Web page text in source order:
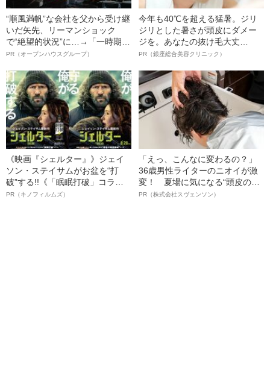
“順風満帆”な会社を父から受け継
いだ矢先、リーマンショック
で“絶望的状況”に…→「一時期は
納品3年待ち」のヒット商品を生
明かす、“逆転の戦術”
PR（オープンハウスグループ）
今年も40℃を超える猛暑。ジリ
ジリとした暑さが頭皮にダメー
ジを。あなたの抜け毛大丈
夫！？
PR（銀座総合美容クリニック）
《映画『シェルター』》ジェイ
ソン・ステイサムがお盆を“打
破”する!!《「眠眠打破」コラ
ボ》
PR（キノフィルムズ）
「えっ、こんなに変わるの？」
36歳男性ライターのニオイが激
変！ 夏場に気になる“頭皮のニ
オイ”や“ベタつき”を解消す
PR（株式会社スヴェンソン）